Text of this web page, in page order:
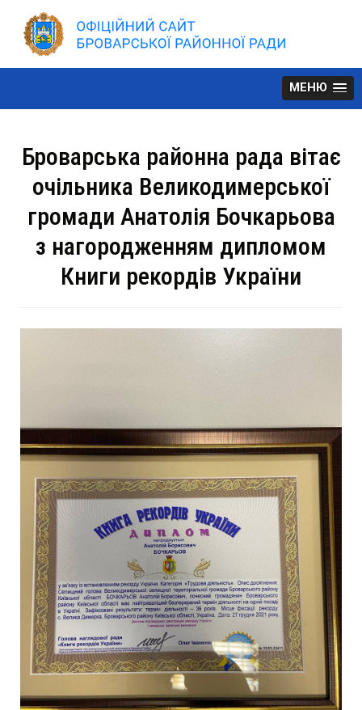
to
content
МЕНЮ
Броварська районна рада вітає
очільника Великодимерської
громади Анатолія Бочкарьова
з нагородженням дипломом
Книги рекордів України